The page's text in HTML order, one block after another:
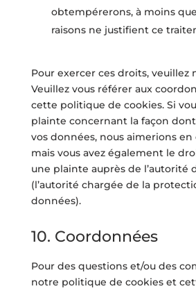
obtempérerons, à moins
raisons ne justifient ce
Pour exercer ces droits, veuillez
Veuillez vous référer aux
cette politique de cookies. Si
plainte concernant la façon
vos données, nous aimerions
mais vous avez également le
une plainte auprès de l’autorité
(l’autorité chargée de la
données).
10. Coordonnées
Pour des questions et/ou des
notre politique de cookies et